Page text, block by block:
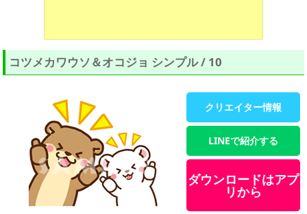
コツメカワウソ＆オコジョ シンプル / 10
クリエイター情報
LINEで紹介する
ダウンロードはアプ
リから